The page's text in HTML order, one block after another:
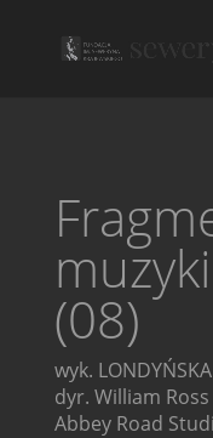
(08)
wyk.
dyr. William Ross
Abbey Road